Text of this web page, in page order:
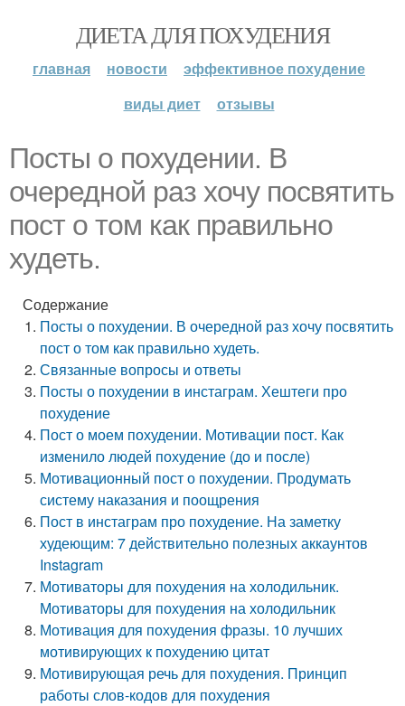
ДИЕТА ДЛЯ ПОХУДЕНИЯ
главная новости
эффективное похудение
виды диет
отзывы
Посты о похудении. В
очередной раз хочу посвятить
пост о том как правильно
худеть.
Содержание
Посты о похудении. В очередной раз хочу посвятить
пост о том как правильно худеть.
Связанные вопросы и ответы
Посты о похудении в инстаграм. Хештеги про
похудение
Пост о моем похудении. Мотивации пост. Как
изменило людей похудение (до и после)
Мотивационный пост о похудении. Продумать
систему наказания и поощрения
Пост в инстаграм про похудение. На заметку
худеющим: 7 действительно полезных аккаунтов
Instagram
Мотиваторы для похудения на холодильник.
Мотиваторы для похудения на холодильник
Мотивация для похудения фразы. 10 лучших
мотивирующих к похудению цитат
Мотивирующая речь для похудения. Принцип
работы слов-кодов для похудения